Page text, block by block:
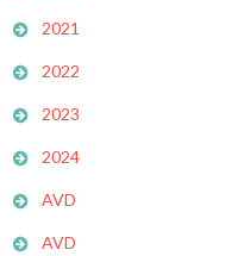
2021
2022
2023
2024
AVD
AVD